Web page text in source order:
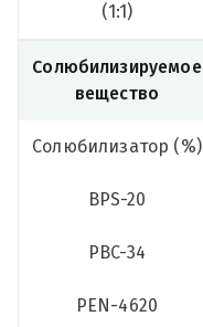
(1:1)
Солюбилизируемое
вещество
Солюбилизатор (%)
BPS-20
PBC-34
PEN-4620